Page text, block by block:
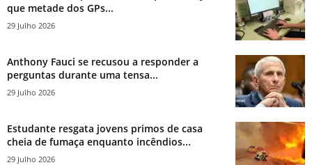
que metade dos GPs...
29 Julho 2026
Anthony Fauci se recusou a responder a
perguntas durante uma tensa...
29 Julho 2026
Estudante resgata jovens primos de casa
cheia de fumaça enquanto incêndios...
29 Julho 2026